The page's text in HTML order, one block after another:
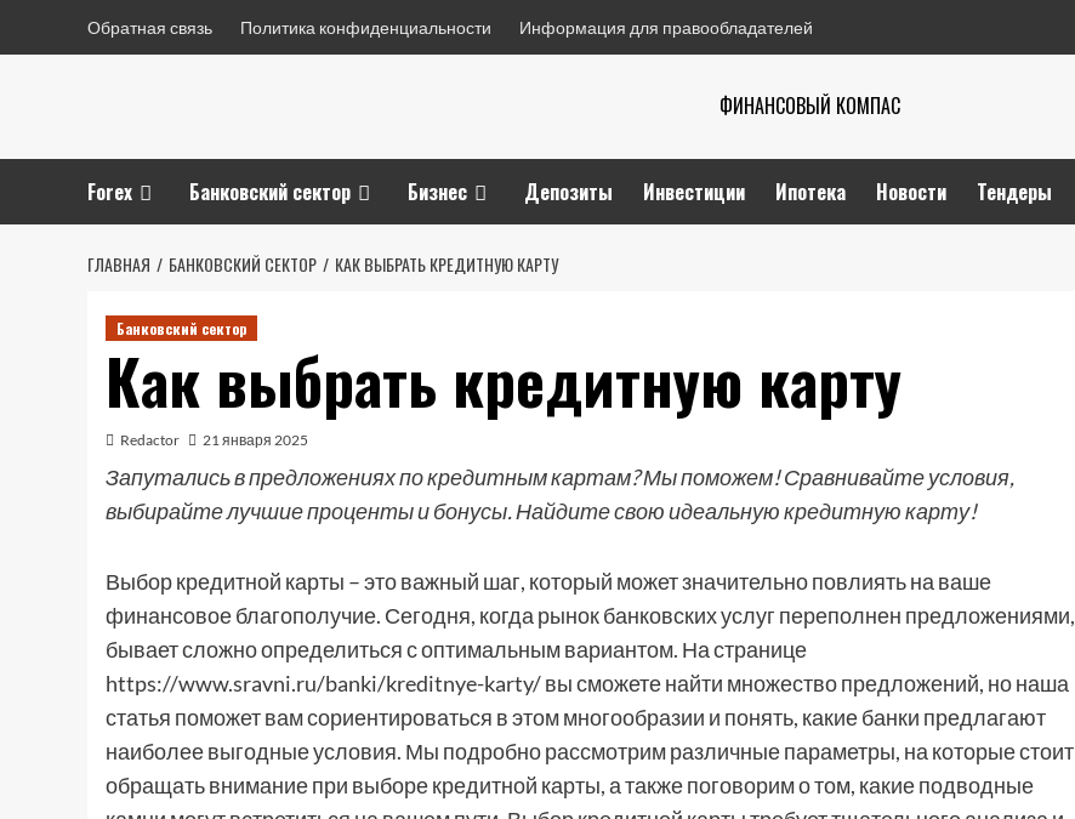
Обратная связь Политика конфиденциальности Информация для правообладателей
ФИНАНСОВЫЙ КОМПАС
Forex Банковский сектор Бизнес Депозиты Инвестиции Ипотека Новости Тендеры
ГЛАВНАЯ БАНКОВСКИЙ СЕКТОР КАК ВЫБРАТЬ КРЕДИТНУЮ КАРТУ
Банковский сектор
Как выбрать кредитную карту
Redactor 21 января 2025
Запутались в предложениях по кредитным картам? Мы поможем! Сравнивайте условия,
выбирайте лучшие проценты и бонусы. Найдите свою идеальную кредитную карту!
Выбор кредитной карты – это важный шаг, который может значительно повлиять на ваше
финансовое благополучие. Сегодня, когда рынок банковских услуг переполнен предложениями,
бывает сложно определиться с оптимальным вариантом. На странице
https://www.sravni.ru/banki/kreditnye-karty/ вы сможете найти множество предложений, но наша
статья поможет вам сориентироваться в этом многообразии и понять, какие банки предлагают
наиболее выгодные условия. Мы подробно рассмотрим различные параметры, на которые стоит
обращать внимание при выборе кредитной карты, а также поговорим о том, какие подводные